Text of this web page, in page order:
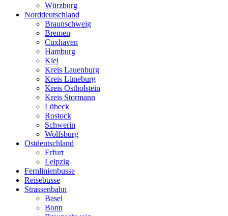
Würzburg
Norddeutschland
Braunschweig
Bremen
Cuxhaven
Hamburg
Kiel
Kreis Lauenburg
Kreis Lüneburg
Kreis Ostholstein
Kreis Stormann
Lübeck
Rostock
Schwerin
Wolfsburg
Ostdeutschland
Erfurt
Leipzig
Fernlinienbusse
Reisebusse
Strassenbahn
Basel
Bonn